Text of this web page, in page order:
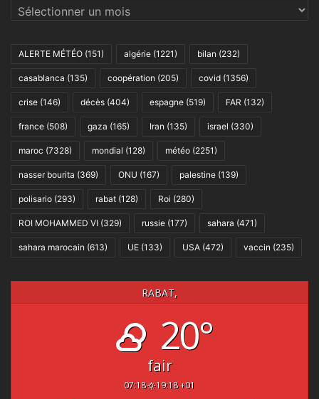
Archives
ALERTE MÉTÉO (151) algérie (1221) bilan (232)
casablanca (135) coopération (205) covid (1356)
crise (146) décès (404) espagne (519) FAR (132)
france (508) gaza (165) Iran (135) israel (330)
maroc (7328) mondial (128) météo (2251)
nasser bourita (369) ONU (167) palestine (139)
polisario (293) rabat (128) Roi (280)
ROI MOHAMMED VI (329) russie (177) sahara (471)
sahara marocain (613) UE (133) USA (472) vaccin (235)
RABAT,
20°
fair
07:18 19:18 +01